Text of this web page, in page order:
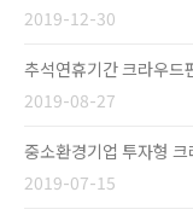
2019-12-30
추석연휴기간 크라우
2019-08-27
중소환경기업 투자형
2019-07-15